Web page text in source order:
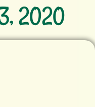
2020